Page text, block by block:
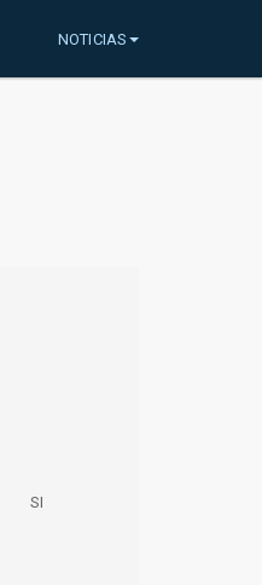
NOTICIAS
SI